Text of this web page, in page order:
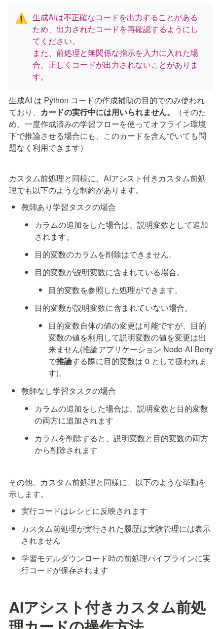
⚠️ 生成AIは不正確なコードを出力することがある
ため、出力されたコードを再確認するようにし
てください。
また、前処理と無関係な指示を入力に入れた場
合、正しくコードが出力されないことがありま
す。
生成AI は Python コードの作成補助の目的でのみ使われ
ており、 カードの実行中には用いられません。
（そのた
め、一度作成済みの学習フローを使ってオフライン環境
下で推論させる場合にも、このカードを含んでいても問
題なく利用できます）
カスタム前処理と同様に、AIアシスト付きカスタム前処
理でも以下のような制約があります。
教師あり学習タスクの場合
カラムの追加をした場合は、説明変数として追加
されます。
目的変数のカラムを削除はできません。
目的変数が説明変数に含まれている場合。
目的変数を参照した処理ができます。
目的変数が説明変数に含まれていない場合。
目的変数自体の値の変更は可能ですが、目的
変数の値を利用して説明変数の値を変更は出
来ません(推論アプリケーション Node-AI Berry
で推論する際に目的変数は 0 として扱われま
す)。
教師なし学習タスクの場合
カラムの追加をした場合は、説明変数と目的変数
の両方に追加されます
カラムを削除すると、説明変数と目的変数の両方
から削除されます
その他、カスタム前処理と同様に、以下のような挙動を
示します。
実行コードはレシピに反映されます
カスタム前処理が実行された履歴は実験管理には表示
されません
学習モデルダウンロード時の前処理パイプラインに実
行コードが保存されます
AIアシスト付きカスタム前処